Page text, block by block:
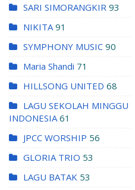
SARI SIMORANGKIR 93
NIKITA 91
SYMPHONY MUSIC 90
Maria Shandi 71
HILLSONG UNITED 68
LAGU SEKOLAH MINGGU
INDONESIA 61
JPCC WORSHIP 56
GLORIA TRIO 53
LAGU BATAK 53